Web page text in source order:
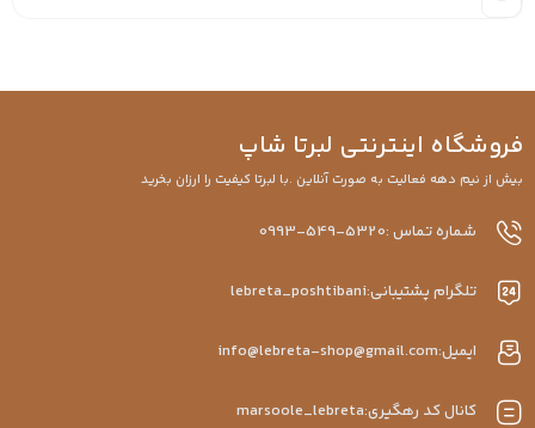
فروشگاه اینترنتی لبرتا شاپ
بیش از نیم دهه فعالیت به صورت آنلاین .با لبرتا کیفیت را ارزان بخرید
شماره تماس :5320-549-0993
تلگرام پشتیبانی:lebreta_poshtibani
ایمیل:info@lebreta-shop@gmail.com
کانال کد رهگیری:marsoole_lebreta